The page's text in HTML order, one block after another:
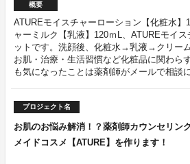
概要
ATUREモイスチャーローション【化粧水】
ャーミルク【乳液】120ｍL、ATUREモイ
ットです。洗顔後、化粧水→乳液→クリー
お肌・治療・生活習慣など化粧品に関わら
も気になったことは薬剤師がメールで相談
プロジェクト名
お肌のお悩み解消！？薬剤師カウンセリン
メイドコスメ【ATURE】を作ります！